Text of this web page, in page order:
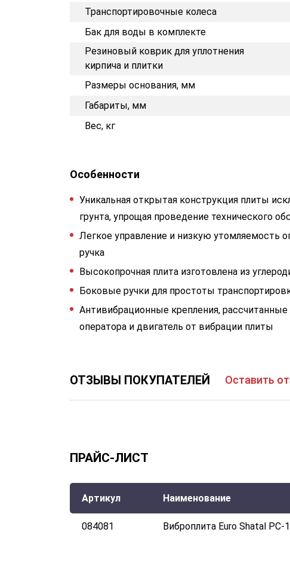
Транспортировочные колеса
Бак для воды в комплекте
Резиновый коврик для уплотнения
кирпича и плитки
Размеры основания, мм
Габариты, мм
Вес, кг
Особенности
Уникальная открытая конструкция плиты
грунта, упрощая проведение технического
Легкое управление и низкую утомляемость
ручка
Высокопрочная плита изготовлена из
Боковые ручки для простоты
Антивибрационные крепления,
оператора и двигатель от вибрации плиты
ОТЗЫВЫ ПОКУПАТЕЛЕЙ Оставить
ПРАЙС-ЛИСТ
Артикул Наименование
084081 Виброплита Euro Shatal PC-